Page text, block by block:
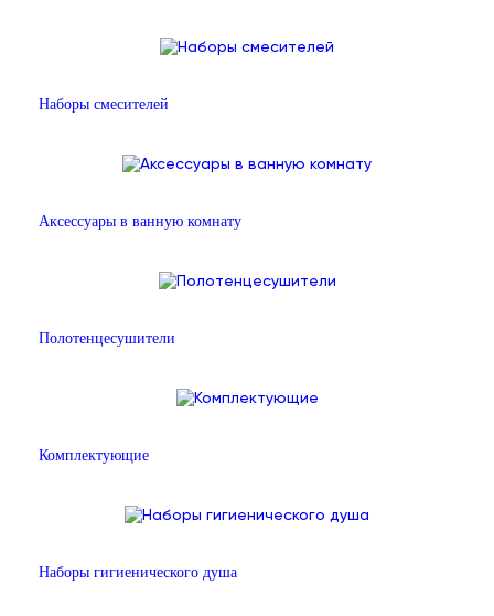
Наборы смесителей
Аксессуары в ванную комнату
Полотенцесушители
Комплектующие
Наборы гигиенического душа